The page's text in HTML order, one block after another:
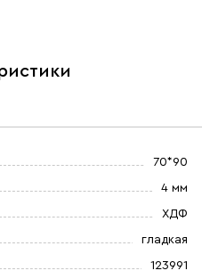
70*90
4 мм
ХДФ
гладкая
123991